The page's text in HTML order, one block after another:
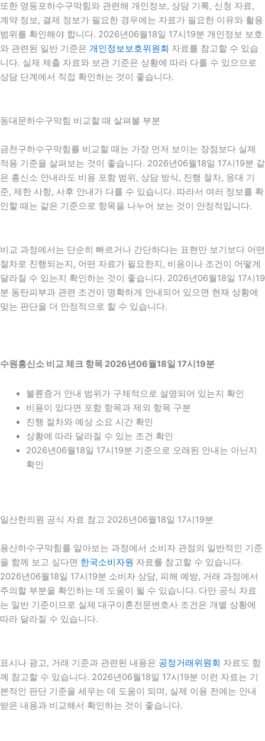
또한 영등포하수구막힘와 관련해 개인정보, 상담 기록, 신청 자료,
계약 정보, 결제 정보가 필요한 경우에는 자료가 필요한 이유와 활용
범위를 확인해야 합니다. 2026년06월18일 17시19분 개인정보 보호
와 관련된 일반 기준은 개인정보보호위원회 자료를 참고할 수 있습
니다. 실제 제출 자료와 보관 기준은 상황에 따라 다를 수 있으므로
상담 단계에서 직접 확인하는 것이 좋습니다.
동대문하수구막힘 비교할 때 살펴볼 부분
금천구하수구막힘를 비교할 때는 가장 먼저 보이는 장점보다 실제
적용 기준을 살펴보는 것이 좋습니다. 2026년06월18일 17시19분 같
은 흥신소 안내라도 비용 포함 범위, 상담 방식, 진행 절차, 응대 기
준, 제한 사항, 사후 안내가 다를 수 있습니다. 따라서 여러 정보를 확
인할 때는 같은 기준으로 항목을 나누어 보는 것이 안정적입니다.
비교 과정에서는 단순히 빠르거나 간단하다는 표현만 보기보다 어떤
절차로 진행되는지, 어떤 자료가 필요한지, 비용이나 조건이 어떻게
달라질 수 있는지 확인하는 것이 좋습니다. 2026년06월18일 17시19
분 동탄피부과 관련 조건이 명확하게 안내되어 있으면 현재 상황에
맞는 판단을 더 안정적으로 할 수 있습니다.
수원흥신소 비교 체크 항목 2026년06월18일 17시19분
불륜증거 안내 범위가 구체적으로 설명되어 있는지 확인
비용이 있다면 포함 항목과 제외 항목 구분
진행 절차와 예상 소요 시간 확인
상황에 따라 달라질 수 있는 조건 확인
2026년06월18일 17시19분 기준으로 오래된 안내는 아닌지
확인
일산한의원 공식 자료 참고 2026년06월18일 17시19분
용산하수구막힘를 알아보는 과정에서 소비자 관점의 일반적인 기준
을 함께 보고 싶다면 한국소비자원 자료를 참고할 수 있습니다.
2026년06월18일 17시19분 소비자 상담, 피해 예방, 거래 과정에서
주의할 부분을 확인하는 데 도움이 될 수 있습니다. 다만 공식 자료
는 일반 기준이므로 실제 대구이혼전문변호사 조건은 개별 상황에
따라 달라질 수 있습니다.
표시나 광고, 거래 기준과 관련된 내용은 공정거래위원회 자료도 함
께 참고할 수 있습니다. 2026년06월18일 17시19분 이런 자료는 기
본적인 판단 기준을 세우는 데 도움이 되며, 실제 이용 전에는 안내
받은 내용과 비교해서 확인하는 것이 좋습니다.